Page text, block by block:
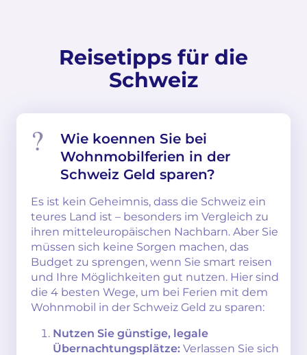
Reisetipps für die
Schweiz
Wie koennen Sie bei
Wohnmobilferien in der
Schweiz Geld sparen?
Es ist kein Geheimnis, dass die Schweiz ein
teures Land ist – besonders im Vergleich zu
ihren mitteleuropäischen Nachbarn. Aber Sie
müssen sich keine Sorgen machen, das
Budget zu sprengen, wenn Sie smart reisen
und Ihre Möglichkeiten gut nutzen. Hier sind
die 4 besten Wege, um bei Ferien mit dem
Wohnmobil in der Schweiz Geld zu sparen:
Nutzen Sie günstige, legale
Übernachtungsplätze: Verlassen Sie sich